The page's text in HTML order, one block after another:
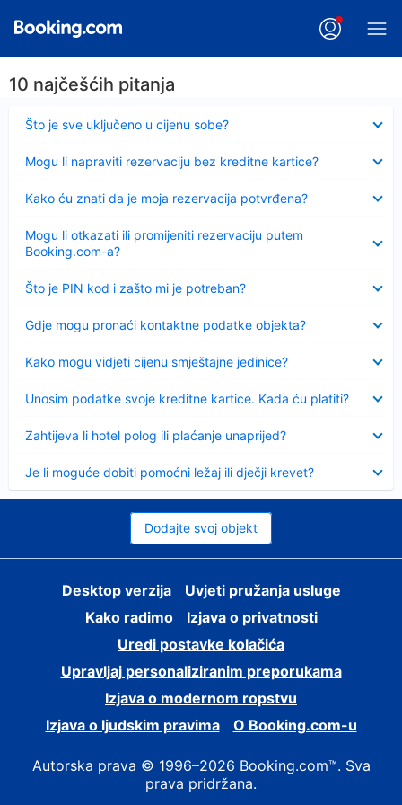
10 najčešćih pitanja
Što je sve uključeno u cijenu sobe?
Sažeto
Mogu li napraviti rezervaciju bez kreditne kartice?
Kako ću znati da je moja rezervacija potvrđena?
Mogu li otkazati ili promijeniti rezervaciju putem
Booking.com-a?
Što je PIN kod i zašto mi je potreban?
Sažeto
Gdje mogu pronaći kontaktne podatke objekta?
Kako mogu vidjeti cijenu smještajne jedinice?
Unosim podatke svoje kreditne kartice. Kada ću platiti?
Zahtijeva li hotel polog ili plaćanje unaprijed?
Je li moguće dobiti pomoćni ležaj ili dječji krevet?
Dodajte svoj objekt
Desktop verzija
Uvjeti pružanja usluge
Kako radimo
Izjava o privatnosti
Uredi postavke kolačića
Upravljaj personaliziranim preporukama
Izjava o modernom ropstvu
Izjava o ljudskim pravima
O Booking.com-u
Autorska prava © 1996–2026 Booking.com™. Sva
prava pridržana.